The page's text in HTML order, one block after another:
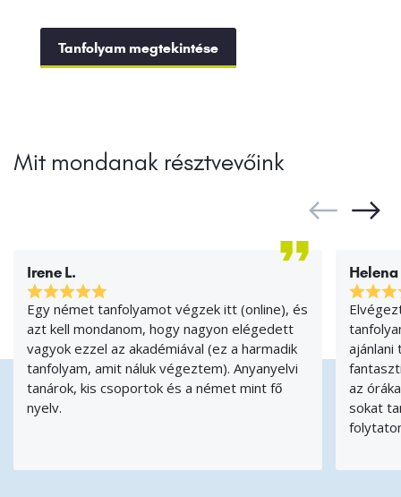
Tanfolyam megtekintése
Mit mondanak résztvevőink
Irene L.
Egy német tanfolyamot végzek itt (online), és
azt kell mondanom, hogy nagyon elégedett
vagyok ezzel az akadémiával (ez a harmadik
tanfolyam, amit náluk végeztem). Anyanyelvi
tanárok, kis csoportok és a német mint fő
nyelv.
Helena
ajánlani
az
sokat